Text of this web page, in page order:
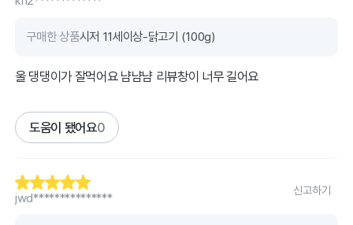
구매한 상품시저 11세이상-닭고기 (100g)
울 댕댕이가 잘먹어요 냠냠냠 리뷰창이 너무 길어요
도움이 됐어요0
jwd***************
신고하기